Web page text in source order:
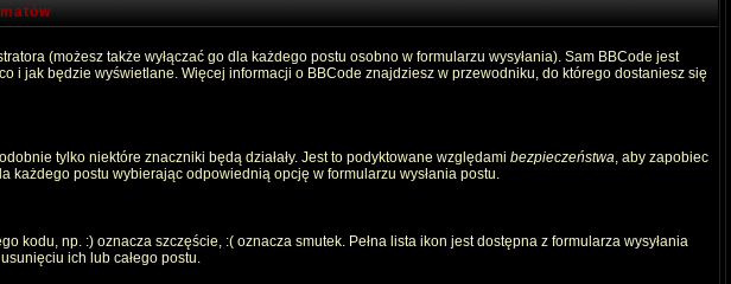
(możesz także wyłączać go dla każdego postu osobno w formularzu wysyłania). Sam BBCode jest
i jak będzie wyświetlane. Więcej informacji o BBCode znajdziesz w przewodniku, do którego dostaniesz się
tylko niektóre znaczniki będą działały. Jest to podyktowane względami bezpieczeństwa, aby zapobiec
każdego postu wybierając odpowiednią opcję w formularzu wysłania postu.
np. :) oznacza szczęście, :( oznacza smutek. Pełna lista ikon jest dostępna z formularza wysyłania
ich lub całego postu.